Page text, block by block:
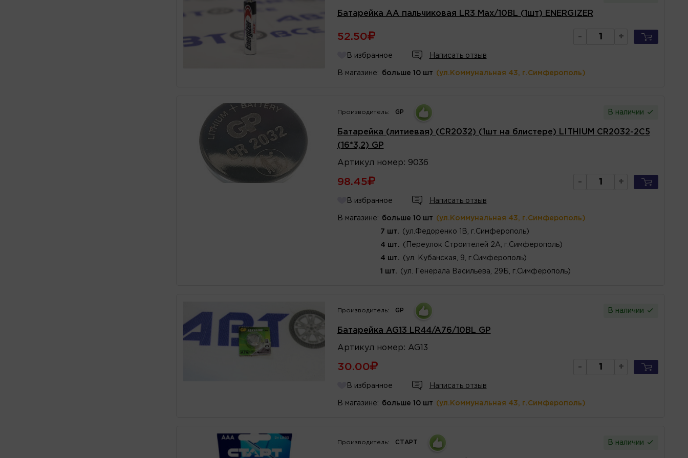
Батарейка AA пальчиковая LR3 Max/10BL (1шт) ENERGIZER
52.50 - +
В избранное Написать отзыв
В магазине: больше 10 шт (ул.Коммунальная 43, г.Симферополь)
Производитель: GP В наличии
Батарейка (литиевая) (CR2032) (1шт на блистере) LITHIUM CR2032-2C5
(16*3,2) GP
Артикул номер : 9036
98.45 - +
В избранное Написать отзыв
В магазине: больше 10 шт (ул.Коммунальная 43, г.Симферополь)
7 шт. (ул.Федоренко 1В, г.Симферополь)
4 шт. (Переулок Строителей 2А, г.Симферополь)
4 шт. (ул. Кубанская, 9, г.Симферополь)
1 шт. (ул. Генерала Васильева, 29Б, г.Симферополь)
Производитель: GP В наличии
Батарейка AG13 LR44/A76/10BL GP
Артикул номер : AG13
30.00 - +
В избранное Написать отзыв
В магазине: больше 10 шт (ул.Коммунальная 43, г.Симферополь)
Производитель: СТАРТ В наличии